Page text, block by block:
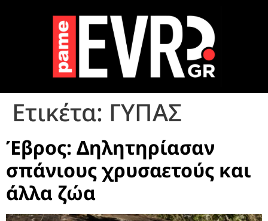
Ετικέτα: ΓΥΠΑΣ
Έβρος: Δηλητηρίασαν
σπάνιους χρυσαετούς και
άλλα ζώα